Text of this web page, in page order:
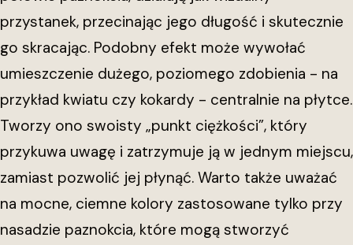
przystanek, przecinając jego długość i skutecznie
go skracając. Podobny efekt może wywołać
umieszczenie dużego, poziomego zdobienia - na
przykład kwiatu czy kokardy - centralnie na płytce.
Tworzy ono swoisty „punkt ciężkości”, który
przykuwa uwagę i zatrzymuje ją w jednym miejscu,
zamiast pozwolić jej płynąć. Warto także uważać
na mocne, ciemne kolory zastosowane tylko przy
nasadzie paznokcia, które mogą stworzyć